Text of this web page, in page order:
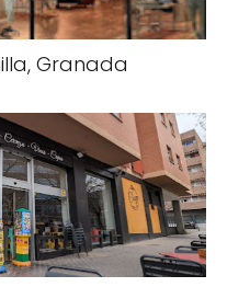
Granada